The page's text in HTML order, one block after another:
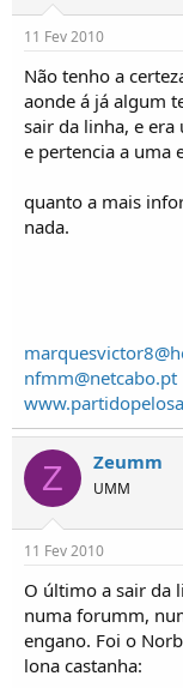
11 Fev 2010
Não tenho a
aonde á já algum
sair da linha, e
e pertencia a uma
quanto a mais
nada.
nfmm@netcabo.pt
Z Zeumm
UMM
11 Fev 2010
O último a sair da
numa forumm,
engano. Foi o
lona castanha: